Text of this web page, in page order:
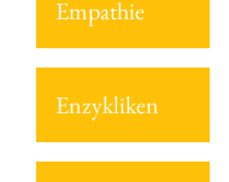
Empathie
Enzykliken